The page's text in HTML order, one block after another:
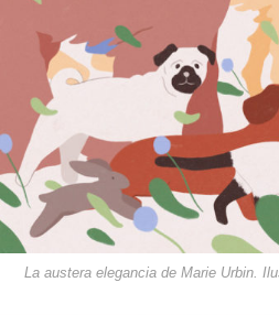
La austera elegancia de Marie Urbin.